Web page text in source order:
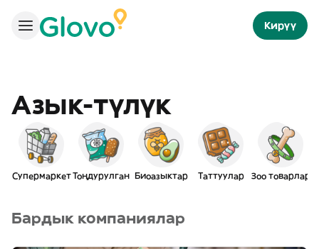
Кирүү
Азык-түлүк
СупермаркетТоңдурулган Биоазыктар Таттуулар Зоо товарлар
Бардык компаниялар